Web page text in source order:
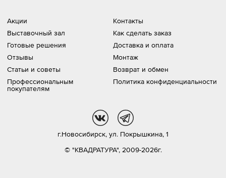
Акции
Выставочный зал
Готовые решения
Отзывы
Статьи и советы
Профессиональным
покупателям
Контакты
Как сделать заказ
Доставка и оплата
Монтаж
Возврат и обмен
Политика конфиденциальности
© "КВАДРАТУРА", 2009-2026г.
г.Новосибирск, ул. Покрышкина, 1
tg